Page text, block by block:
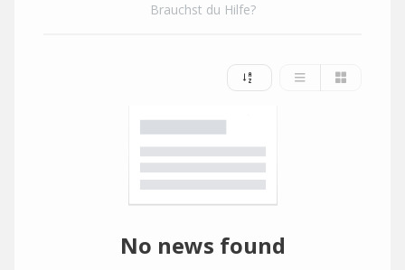
Brauchst du Hilfe?
No news found